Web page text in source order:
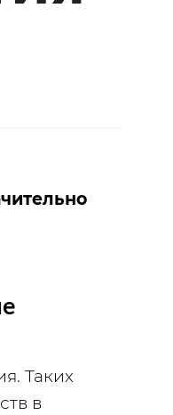
Таких
в